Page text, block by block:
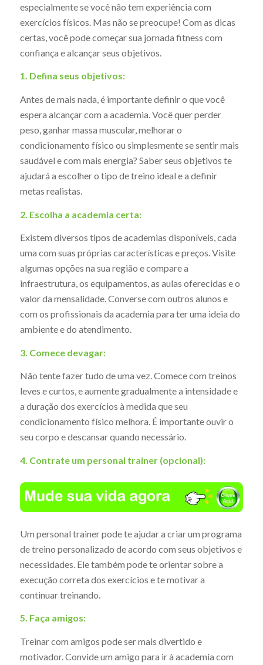
especialmente se você não tem experiência com
exercícios físicos. Mas não se preocupe! Com as dicas
certas, você pode começar sua jornada fitness com
confiança e alcançar seus objetivos.
1. Defina seus objetivos:
Antes de mais nada, é importante definir o que você
espera alcançar com a academia. Você quer perder
peso, ganhar massa muscular, melhorar o
condicionamento físico ou simplesmente se sentir mais
saudável e com mais energia? Saber seus objetivos te
ajudará a escolher o tipo de treino ideal e a definir
metas realistas.
2. Escolha a academia certa:
Existem diversos tipos de academias disponíveis, cada
uma com suas próprias características e preços. Visite
algumas opções na sua região e compare a
infraestrutura, os equipamentos, as aulas oferecidas e o
valor da mensalidade. Converse com outros alunos e
com os profissionais da academia para ter uma ideia do
ambiente e do atendimento.
3. Comece devagar:
Não tente fazer tudo de uma vez. Comece com treinos
leves e curtos, e aumente gradualmente a intensidade e
a duração dos exercícios à medida que seu
condicionamento físico melhora. É importante ouvir o
seu corpo e descansar quando necessário.
4. Contrate um personal trainer (opcional):
Um personal trainer pode te ajudar a criar um programa
de treino personalizado de acordo com seus objetivos e
necessidades. Ele também pode te orientar sobre a
execução correta dos exercícios e te motivar a
continuar treinando.
5. Faça amigos:
Treinar com amigos pode ser mais divertido e
motivador. Convide um amigo para ir à academia com